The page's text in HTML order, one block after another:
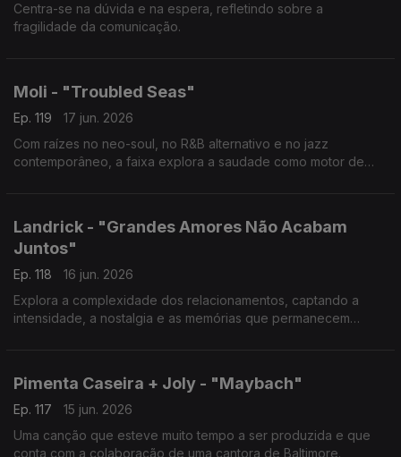
Centra-se na dúvida e na espera, refletindo sobre a
fragilidade da comunicação.
Moli - "Troubled Seas"
Ep. 119
17 jun. 2026
Com raízes no neo-soul, no R&B alternativo e no jazz
contemporâneo, a faixa explora a saudade como motor de
Landrick - "Grandes Amores Não Acabam
Juntos"
Ep. 118
16 jun. 2026
Explora a complexidade dos relacionamentos, captando a
intensidade, a nostalgia e as memórias que permanecem
Pimenta Caseira + Joly - "Maybach"
Ep. 117
15 jun. 2026
Uma canção que esteve muito tempo a ser produzida e que
conta com a colaboração de uma cantora de Baltimore.